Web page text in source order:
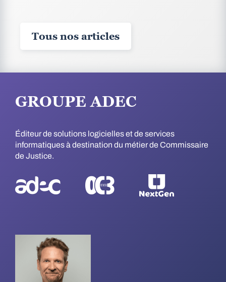
Tous nos articles
GROUPE ADEC
Éditeur de solutions logicielles et de services
informatiques à destination du métier de Commissaire
de Justice.